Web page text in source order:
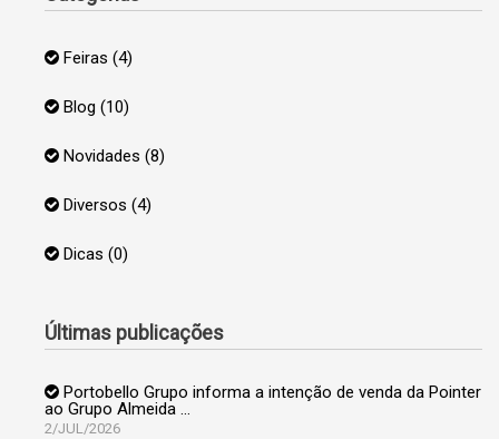
Feiras (4)
Blog (10)
Novidades (8)
Diversos (4)
Dicas (0)
Últimas publicações
Portobello Grupo informa a intenção de venda da Pointer
ao Grupo Almeida …
2/JUL/2026